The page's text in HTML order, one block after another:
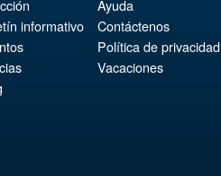
informativo
Ayuda
Contáctenos
Política de privacidad
Vacaciones